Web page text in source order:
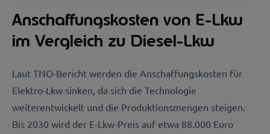
Anschaffungskosten von E-Lkw
im Vergleich zu Diesel-Lkw
Laut TNO-Bericht werden die Anschaffungskosten für
Elektro-Lkw sinken, da sich die Technologie
weiterentwickelt und die Produktionsmengen steigen.
Bis 2030 wird der E-Lkw-Preis auf etwa 88.000 Euro